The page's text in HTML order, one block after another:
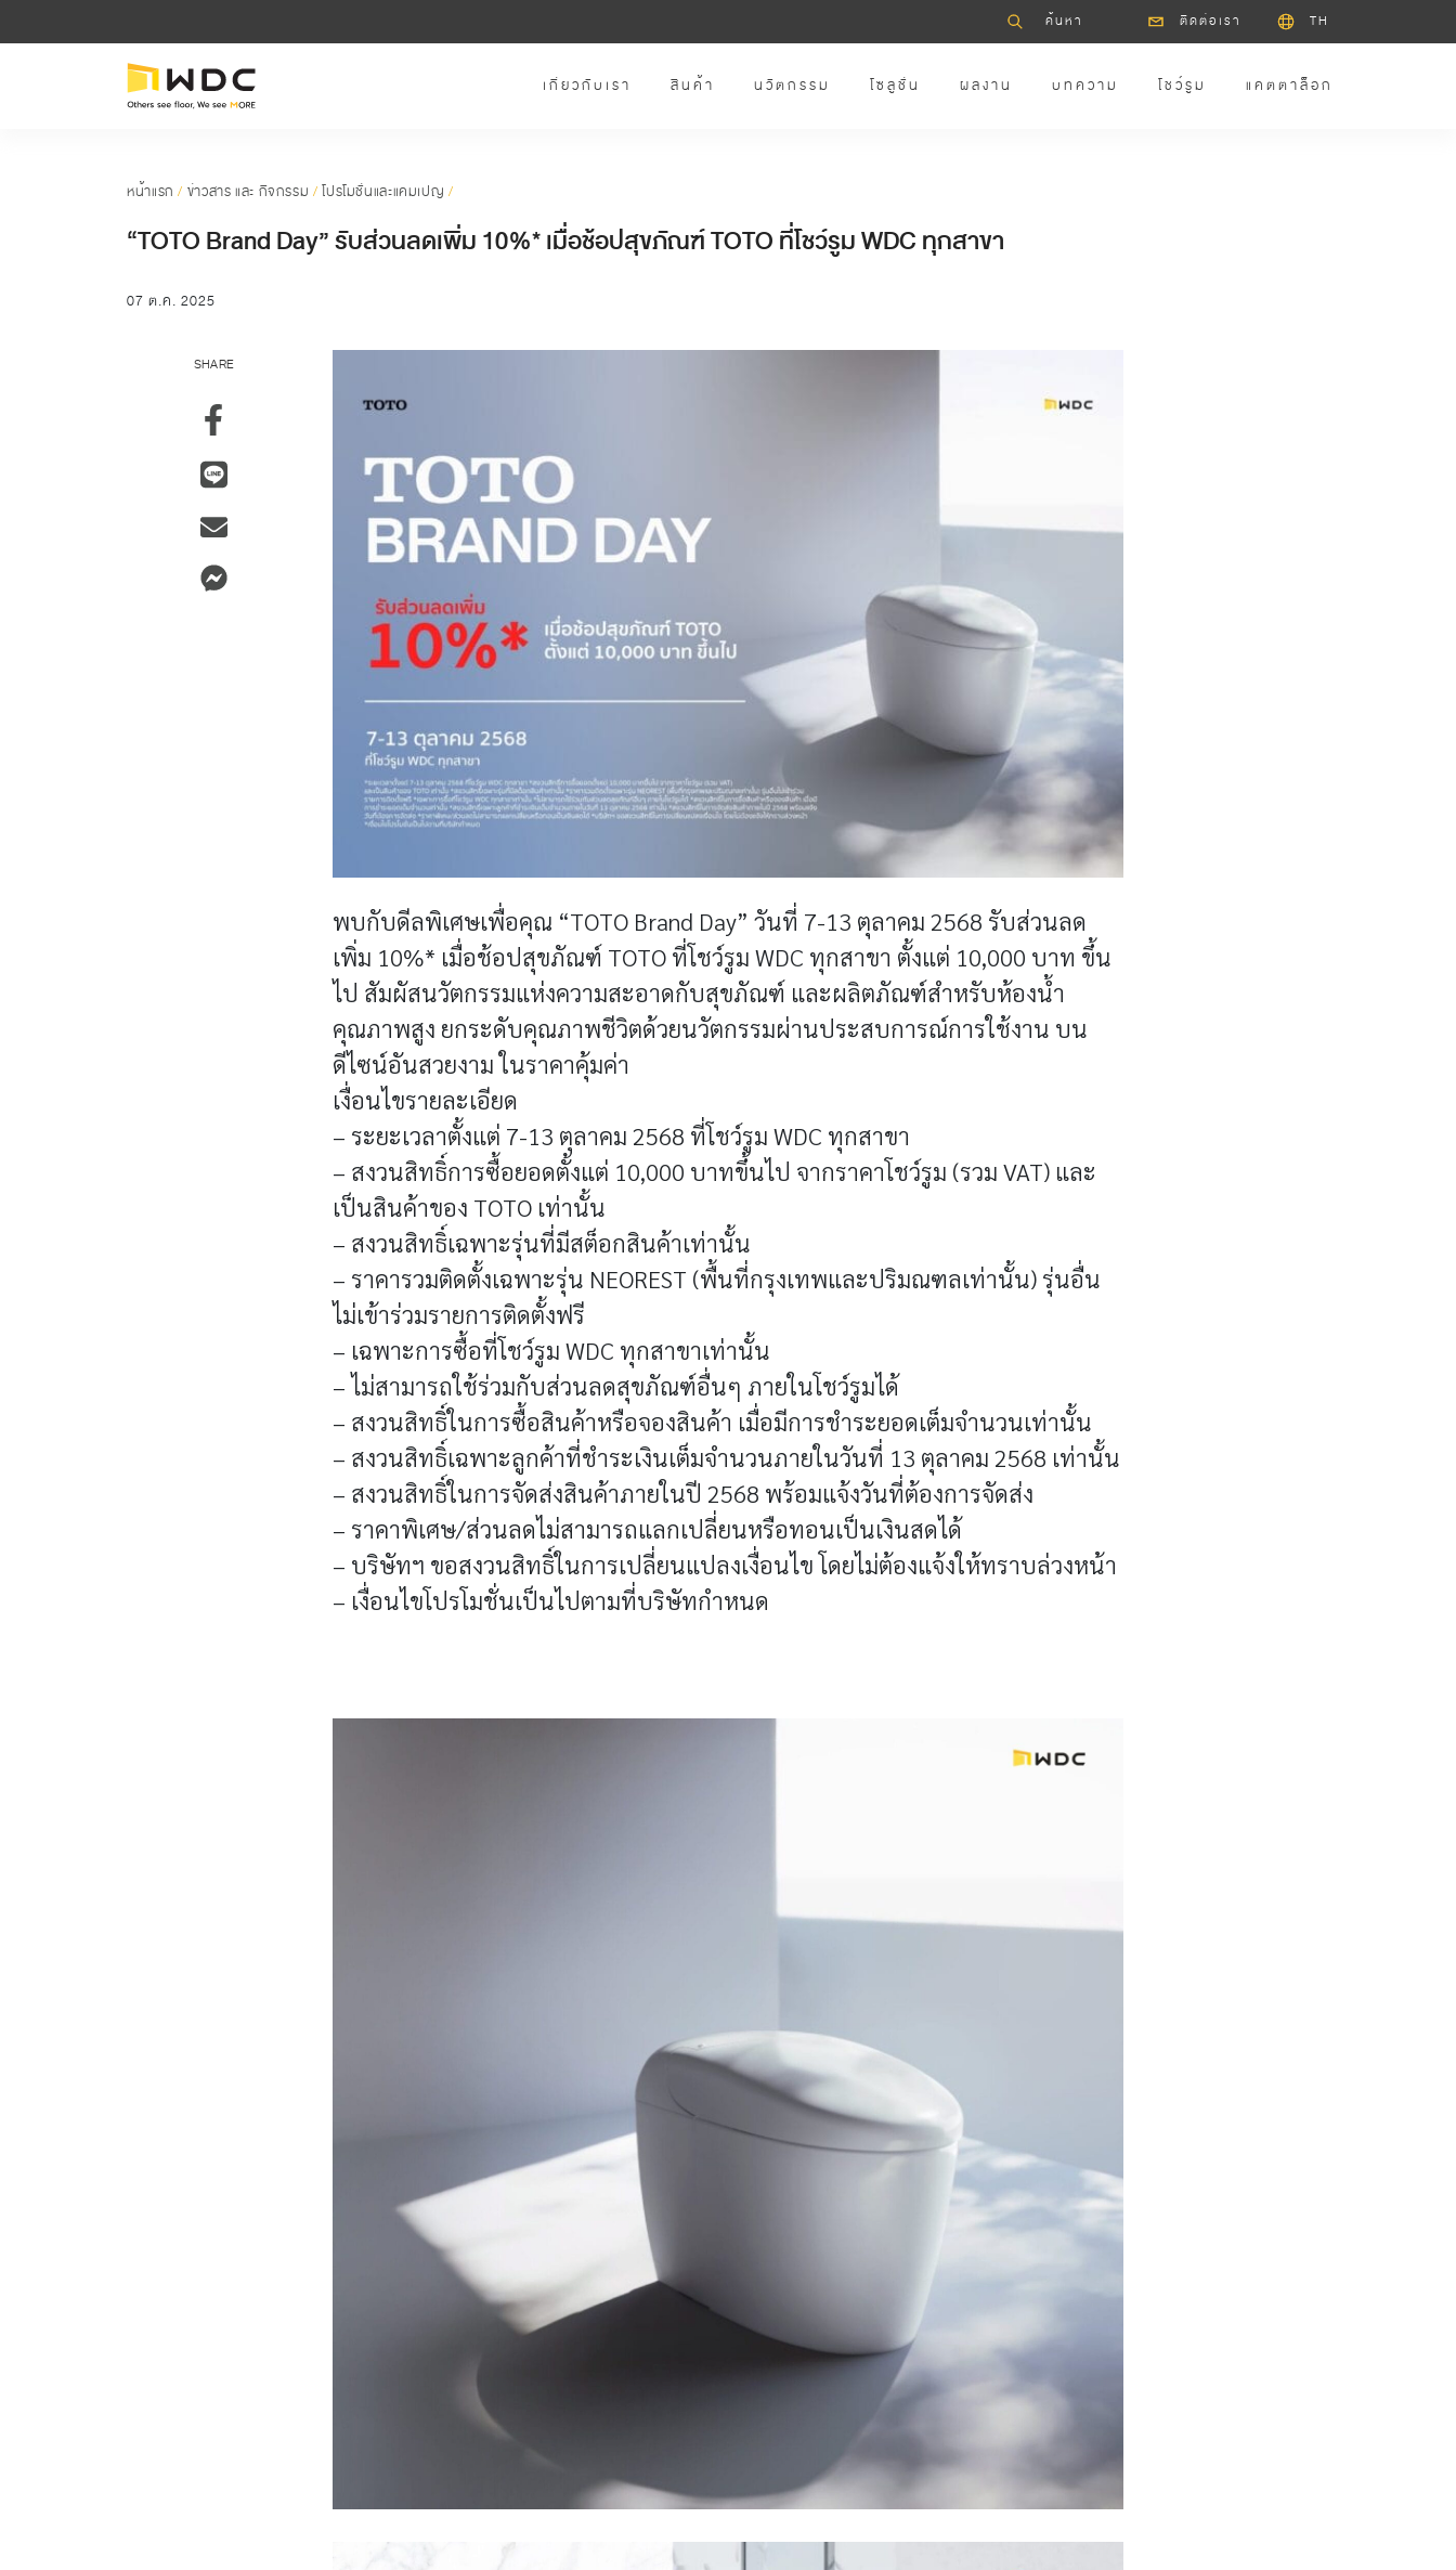
ติดต่อเรา TH
เกี่ยวกับเรา สินค้า นวัตกรรม โซลูชั่น ผลงาน บทความ โชว์รูม แคตตาล็อก
หน้าแรก / ข่าวสาร และ กิจกรรม /โปรโมชั่นและแคมเปญ /
“TOTO Brand Day” รับส่วนลดเพิ่ม 10%* เมื่อช้อปสุขภัณฑ์ TOTO ที่โชว์รูม WDC ทุกสาขา
07 ต.ค. 2025
SHARE
พบกับดีลพิเศษเพื่อคุณ “TOTO Brand Day” วันที่ 7-13 ตุลาคม 2568 รับส่วนลด
เพิ่ม 10%* เมื่อช้อปสุขภัณฑ์ TOTO ที่โชว์รูม WDC ทุกสาขา ตั้งแต่ 10,000 บาท ขึ้น
ไป สัมผัสนวัตกรรมแห่งความสะอาดกับสุขภัณฑ์ และผลิตภัณฑ์สำหรับห้องน้ำ
คุณภาพสูง ยกระดับคุณภาพชีวิตด้วยนวัตกรรมผ่านประสบการณ์การใช้งาน บน
ดีไซน์อันสวยงาม ในราคาคุ้มค่า
เงื่อนไขรายละเอียด
– ระยะเวลาตั้งแต่ 7-13 ตุลาคม 2568 ที่โชว์รูม WDC ทุกสาขา
– สงวนสิทธิ์การซื้อยอดตั้งแต่ 10,000 บาทขึ้นไป จากราคาโชว์รูม (รวม VAT) และ
เป็นสินค้าของ TOTO เท่านั้น
– สงวนสิทธิ์เฉพาะรุ่นที่มีสต็อกสินค้าเท่านั้น
– ราคารวมติดตั้งเฉพาะรุ่น NEOREST (พื้นที่กรุงเทพและปริมณฑลเท่านั้น) รุ่นอื่น
ไม่เข้าร่วมรายการติดตั้งฟรี
– เฉพาะการซื้อที่โชว์รูม WDC ทุกสาขาเท่านั้น
– ไม่สามารถใช้ร่วมกับส่วนลดสุขภัณฑ์อื่นๆ ภายในโชว์รูมได้
– สงวนสิทธิ์ในการซื้อสินค้าหรือจองสินค้า เมื่อมีการชำระยอดเต็มจำนวนเท่านั้น
– สงวนสิทธิ์เฉพาะลูกค้าที่ชำระเงินเต็มจำนวนภายในวันที่ 13 ตุลาคม 2568 เท่านั้น
– สงวนสิทธิ์ในการจัดส่งสินค้าภายในปี 2568 พร้อมแจ้งวันที่ต้องการจัดส่ง
– ราคาพิเศษ/ส่วนลดไม่สามารถแลกเปลี่ยนหรือทอนเป็นเงินสดได้
– บริษัทฯ ขอสงวนสิทธิ์ในการเปลี่ยนแปลงเงื่อนไข โดยไม่ต้องแจ้งให้ทราบล่วงหน้า
– เงื่อนไขโปรโมชั่นเป็นไปตามที่บริษัทกำหนด